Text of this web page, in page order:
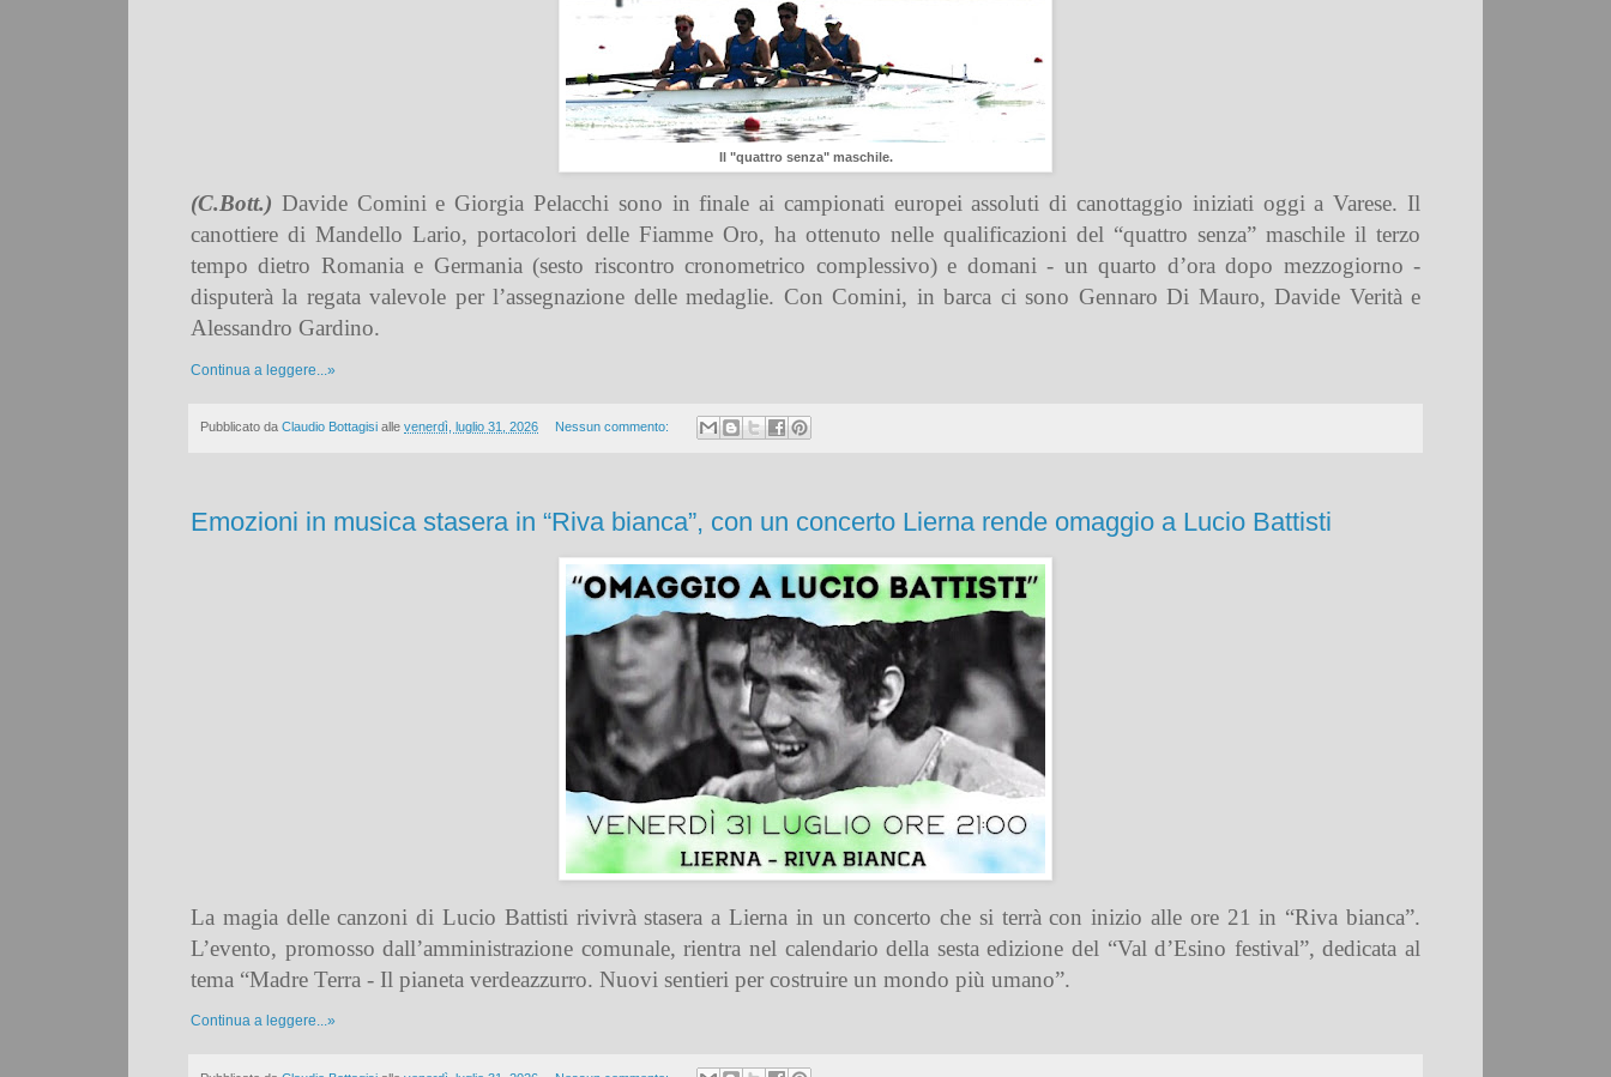
Il "quattro senza" maschile.
(C.Bott.) Davide Comini e Giorgia Pelacchi sono in finale ai campionati europei assoluti di canottaggio iniziati oggi a Varese. Il
canottiere di Mandello Lario, portacolori delle Fiamme Oro, ha ottenuto nelle qualificazioni del “quattro senza” maschile il terzo
tempo dietro Romania e Germania (sesto riscontro cronometrico complessivo) e domani - un quarto d’ora dopo mezzogiorno -
disputerà la regata valevole per l’assegnazione delle medaglie. Con Comini, in barca ci sono Gennaro Di Mauro, Davide Verità e
Alessandro Gardino.
Continua a leggere...»
Pubblicato da Claudio Bottagisi alle venerdì, luglio 31, 2026 Nessun commento:
Emozioni in musica stasera in “Riva bianca”, con un concerto Lierna rende omaggio a Lucio Battisti
La magia delle canzoni di Lucio Battistirivivrà stasera a Liernain un concerto che si terrà con inizio alle ore 21 in “Riva bianca”.
L’evento, promosso dall’amministrazione comunale, rientra nel calendario della sesta edizione del “Val d’Esino festival”, dedicata al
tema “Madre Terra - Il pianeta verdeazzurro. Nuovi sentieri per costruire un mondo più umano”.
Continua a leggere...»